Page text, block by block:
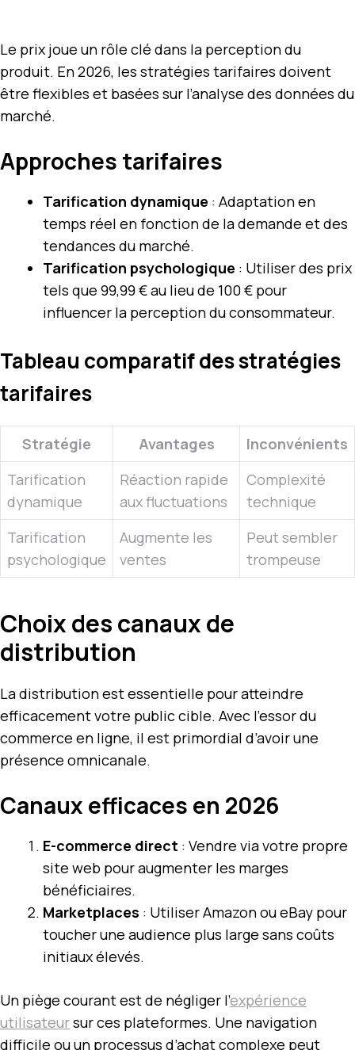
Le prix joue un rôle clé dans la perception du
produit. En 2026, les stratégies tarifaires doivent
être flexibles et basées sur l’analyse des données du
marché.
Approches tarifaires
Tarification dynamique : Adaptation en
temps réel en fonction de la demande et des
tendances du marché.
Tarification psychologique : Utiliser des prix
tels que 99,99 € au lieu de 100 € pour
influencer la perception du consommateur.
Tableau comparatif des stratégies
tarifaires
Stratégie Avantages
Inconvénients
Tarification
dynamique
Réaction rapide
aux fluctuations
Complexité
technique
Tarification
psychologique
Augmente les
ventes
Peut sembler
trompeuse
Choix des canaux de
distribution
La distribution est essentielle pour atteindre
efficacement votre public cible. Avec l’essor du
commerce en ligne, il est primordial d’avoir une
présence omnicanale.
Canaux efficaces en 2026
E-commerce direct : Vendre via votre propre
site web pour augmenter les marges
bénéficiaires.
Marketplaces : Utiliser Amazon ou eBay pour
toucher une audience plus large sans coûts
initiaux élevés.
Un piège courant est de négliger l’expérience
utilisateursur ces plateformes. Une navigation
difficile ou un processus d’achat complexe peut